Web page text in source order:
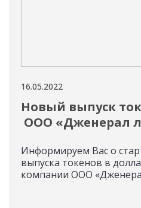
16.05.2022
Новый выпуск
ООО «Дженерал
Информируем Вас о
выпуска токенов в
компании ООО